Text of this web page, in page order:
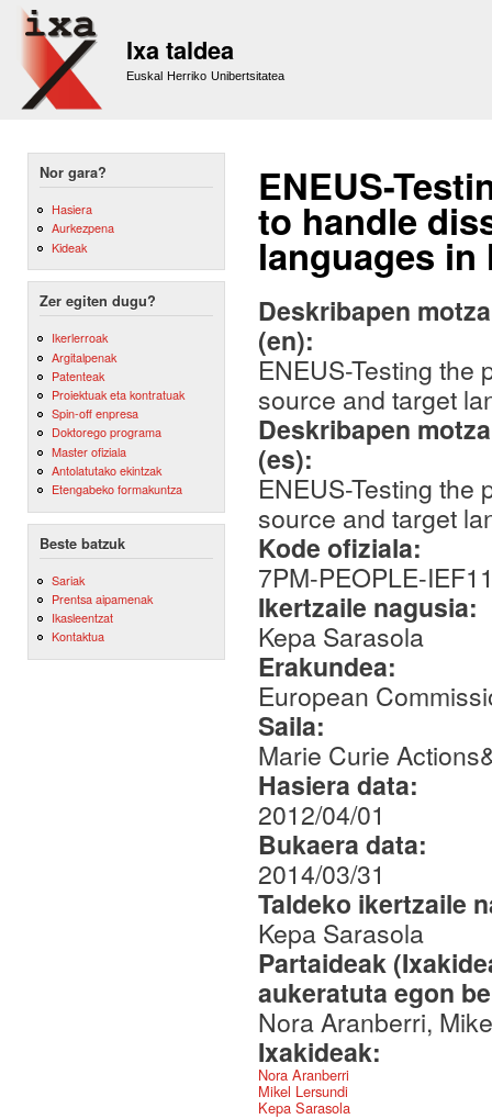
Ixa taldea
Euskal Herriko Unibertsitatea
Nor gara?
Hasiera
Aurkezpena
Kideak
Zer egiten dugu?
Ikerlerroak
Argitalpenak
Patenteak
Proiektuak eta kontratuak
Spin-off enpresa
Doktorego programa
Master ofiziala
Antolatutako ekintzak
Etengabeko formakuntza
Beste batzuk
Sariak
Prentsa aipamenak
Ikasleentzat
Kontaktua
ENEUS-
to handle
languages in
Deskribapen
(en):
ENEUS-Testing the
source and target
Deskribapen
(es):
ENEUS-Testing the
source and target
Kode ofiziala:
7PM-PEOPLE-
Ikertzaile nagusia:
Kepa Sarasola
Erakundea:
European
Saila:
Marie Curie
Hasiera data:
2012/04/01
Bukaera data:
2014/03/31
Taldeko ikertzaile
Kepa Sarasola
Partaideak
aukeratuta egon
Nora Aranberri,
Ixakideak:
Nora Aranberri
Mikel Lersundi
Kepa Sarasola